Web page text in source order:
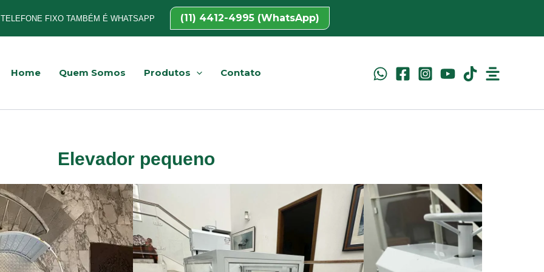
FIXO TAMBÉM É WHATSAPP (11) 4412-4995 (WhatsApp)
Home Quem Somos Produtos Contato
Elevador pequeno